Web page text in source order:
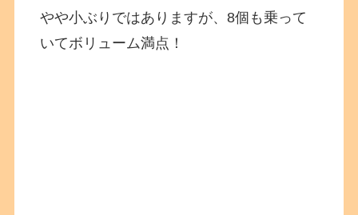
やや小ぶりではありますが、8個も乗って
いてボリューム満点！